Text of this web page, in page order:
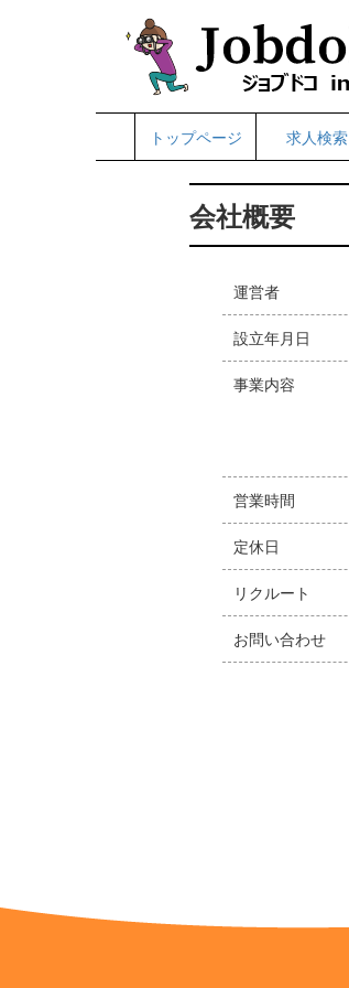
トップページ 求人検索
会社概要
運営者
設立年月日
事業内容
営業時間
定休日
リクルート
お問い合わせ